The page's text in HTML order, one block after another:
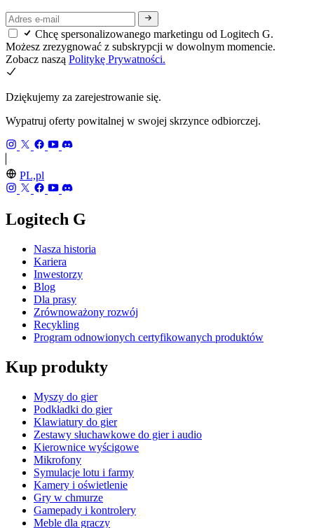
Chcę spersonalizowanego marketingu od Logitech G.
Możesz zrezygnować z subskrypcji w dowolnym momencie.
Zobacz naszą Politykę Prywatności.
Dziękujemy za zarejestrowanie się.
Wypatruj oferty powitalnej w swojej skrzynce odbiorczej.
PL,pl
Logitech G
Nasza historia
Kariera
Inwestorzy
Blog
Dla prasy
Zrównoważony rozwój
Recykling
Program odnowionych certyfikowanych produktów
Kup produkty
Myszy do gier
Podkładki do gier
Klawiatury do gier
Zestawy słuchawkowe do gier i audio
Kierownice wyścigowe
Mikrofony
Symulacje lotu i farmy
Kamery i oświetlenie
Gry w chmurze
Gamepady i kontrolery
Meble dla graczy